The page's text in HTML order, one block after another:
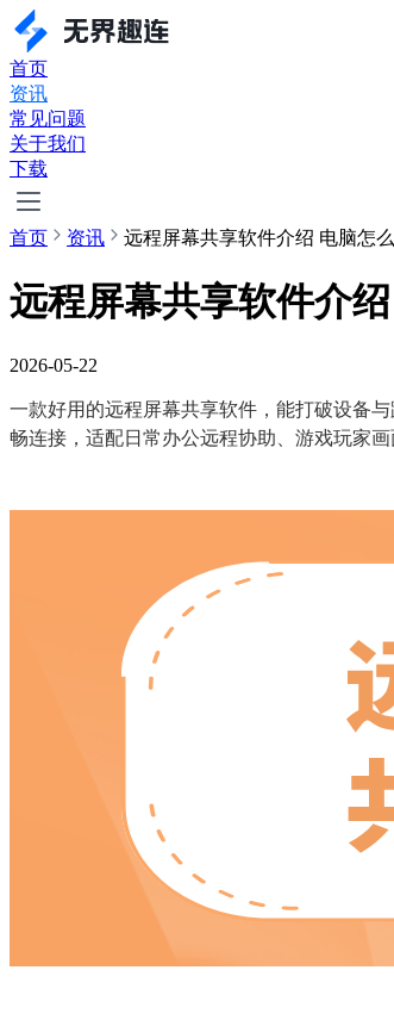
首页
资讯
常见问题
关于我们
下载
首页 资讯 远程屏幕共享软件介绍 电脑怎
远程屏幕共享软件介
2026-05-22
一款好用的远程屏幕共享软件，能打破设备
畅连接，适配日常办公远程协助、游戏玩家